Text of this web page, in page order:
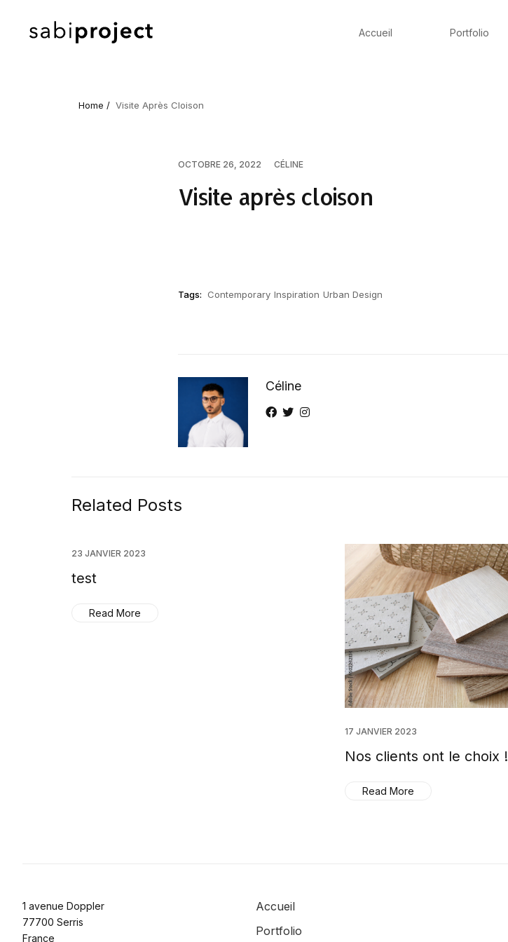
Accueil Portfolio
Home / Visite Après Cloison
OCTOBRE 26, 2022 CÉLINE
Visite après cloison
Tags: Contemporary Inspiration Urban Design
Céline
Related Posts
23 JANVIER 2023
test
Read More
17 JANVIER 2023
Nos clients ont le choix !
Read More
1 avenue Doppler
77700 Serris
France
Accueil
Portfolio